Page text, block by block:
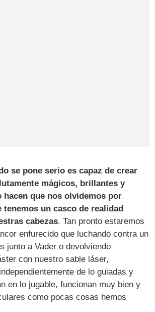
se pone serio es capaz de crear
mágicos, brillantes y
hacen que nos olvidemos por
tenemos un casco de realidad
cabezas. Tan pronto estaremos
enfurecido que luchando contra un
junto a Vader o devolviendo
con nuestro sable láser,
de lo guiadas y
en lo jugable, funcionan muy bien y
como pocas cosas hemos